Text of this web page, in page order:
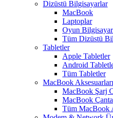
Dizüstü Bilgisayarlar
MacBook
Laptoplar
Oyun
Tüm Dizüstü
Tabletler
Apple Tabletler
Android
Tüm Tabletler
MacBook Aksesuarları
MacBook Şarj
MacBook Çanta
Tüm MacBook